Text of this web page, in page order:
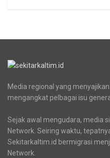
Media regional yang
mengangkat pelbagai isu
Sejak awal mengudara, media
Network. Seiring waktu,
Sekitarkaltim.id bermigrasi
Network.